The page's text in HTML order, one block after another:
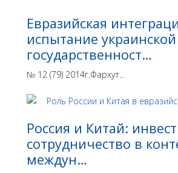
Евразийская
испытание украинской
государственност…
№ 12 (79) 2014г.Фархут...
Россия и Китай:
сотрудничество в
междун…